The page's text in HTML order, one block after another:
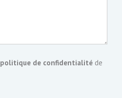
politique de confidentialité de